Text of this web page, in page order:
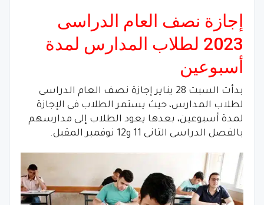
إجازة نصف العام الدراسى
2023 لطلاب المدارس لمدة
أسبوعين
بدأت السبت 28 يناير إجازة نصف العام الدراسى
لطلاب المدارس، حيث يستمر الطلاب فى الإجازة
لمدة أسبوعين، بعدها يعود الطلاب إلى مدارسهم
بالفصل الدراسى الثانى 11 و12 نوفمبر المقبل.